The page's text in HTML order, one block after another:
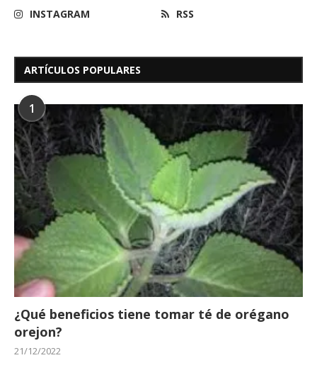
INSTAGRAM
RSS
ARTÍCULOS POPULARES
1
¿Qué beneficios tiene tomar té de orégano
orejon?
21/12/2022